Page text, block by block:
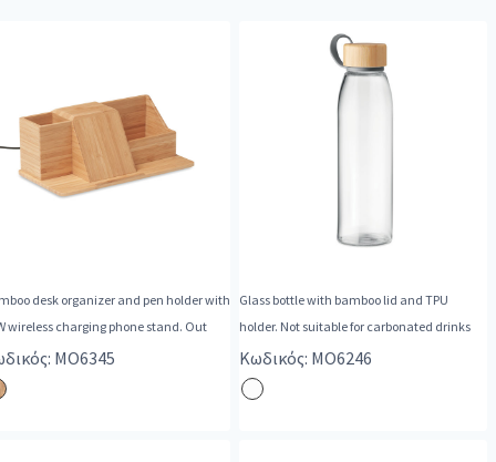
desk organizer and pen holder with
wireless charging phone stand. Out
MO6345
Glass bottle with bamboo lid and TPU
holder. Not suitable for carbonated drinks
Κωδικός: MO6246